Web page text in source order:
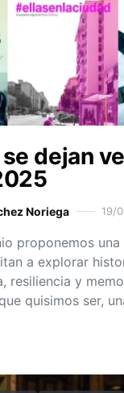
dejan
Noriega 19/
proponemos una
a explorar
resiliencia y
quisimos ser,